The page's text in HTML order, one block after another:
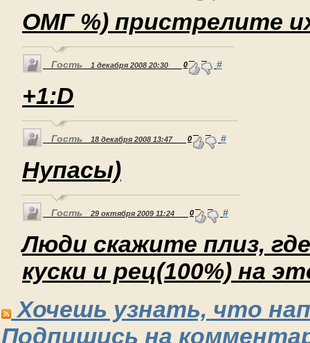
ОМГ %) пристрелите
Гость 1 декабря 2008 20:30 0 #
+1:D
Гость 18 декабря 2008 13:47 0 #
Нупасы)
Гость 29 октября 2009 11:24 0 #
Люди скажите плиз,
куски и рец(100%) на
Хочешь узнать, что
Подпишись на